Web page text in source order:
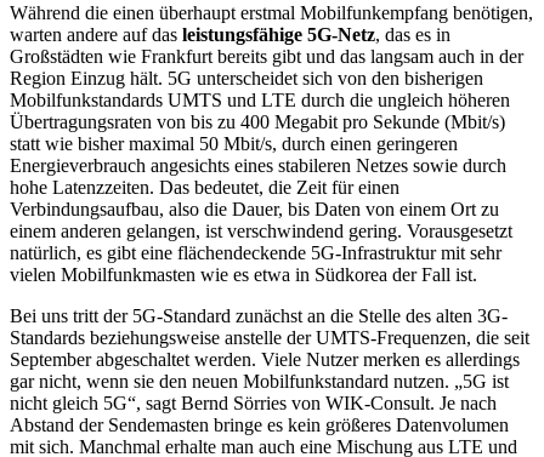
Während die einen überhaupt erstmal Mobilfunkempfang benötigen,
warten andere auf das leistungsfähige 5G-Netz, das es in
Großstädten wie Frankfurt bereits gibt und das langsam auch in der
Region Einzug hält. 5G unterscheidet sich von den bisherigen
Mobilfunkstandards UMTS und LTE durch die ungleich höheren
Übertragungsraten von bis zu 400 Megabit pro Sekunde (Mbit/s)
statt wie bisher maximal 50 Mbit/s, durch einen geringeren
Energieverbrauch angesichts eines stabileren Netzes sowie durch
hohe Latenzzeiten. Das bedeutet, die Zeit für einen
Verbindungsaufbau, also die Dauer, bis Daten von einem Ort zu
einem anderen gelangen, ist verschwindend gering. Vorausgesetzt
natürlich, es gibt eine flächendeckende 5G-Infrastruktur mit sehr
vielen Mobilfunkmasten wie es etwa in Südkorea der Fall ist.
Bei uns tritt der 5G-Standard zunächst an die Stelle des alten 3G-
Standards beziehungsweise anstelle der UMTS-Frequenzen, die seit
September abgeschaltet werden. Viele Nutzer merken es allerdings
gar nicht, wenn sie den neuen Mobilfunkstandard nutzen. „5G ist
nicht gleich 5G“, sagt Bernd Sörries von WIK-Consult. Je nach
Abstand der Sendemasten bringe es kein größeres Datenvolumen
mit sich. Manchmal erhalte man auch eine Mischung aus LTE und